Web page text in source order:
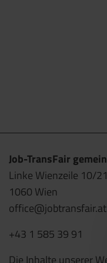
Job-TransFair
Linke Wienzeile 10/
1060 Wien
office@jobtransfair.at
+43 1 585 39 91
Die Inhalte unserer